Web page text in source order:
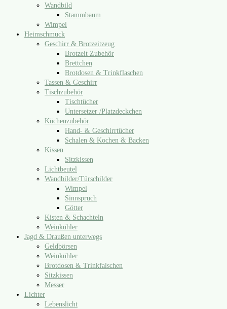
Wandbild
Stammbaum
Wimpel
Heimschmuck
Geschirr & Brotzeitzeug
Brotzeit Zubehör
Brettchen
Brotdosen & Trinkflaschen
Tassen & Geschirr
Tischzubehör
Tischtücher
Untersetzer /​Platzdeckchen
Küchenzubehör
Hand- & Geschirrtücher
Schalen & Kochen & Backen
Kissen
Sitzkissen
Lichtbeutel
Wandbilder/​Türschilder
Wimpel
Sinnspruch
Götter
Kisten & Schachteln
Weinkühler
Jagd & Draußen unterwegs
Geldbörsen
Weinkühler
Brotdosen & Trinkfalschen
Sitzkissen
Messer
Lichter
Lebenslicht